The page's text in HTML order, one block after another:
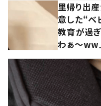
里帰り出
意した“ベ
教育が過
わぁ～ww